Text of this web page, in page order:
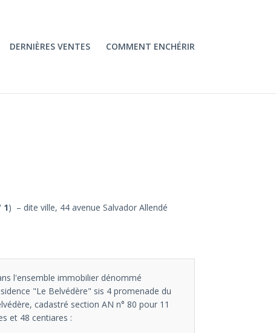
DERNIÈRES VENTES COMMENT ENCHÉRIR
1) – dite ville, 44 avenue Salvador Allendé
l'ensemble immobilier dénommé
"Le Belvédère" sis 4 promenade du
cadastré section AN n° 80 pour 11
et 48 centiares :